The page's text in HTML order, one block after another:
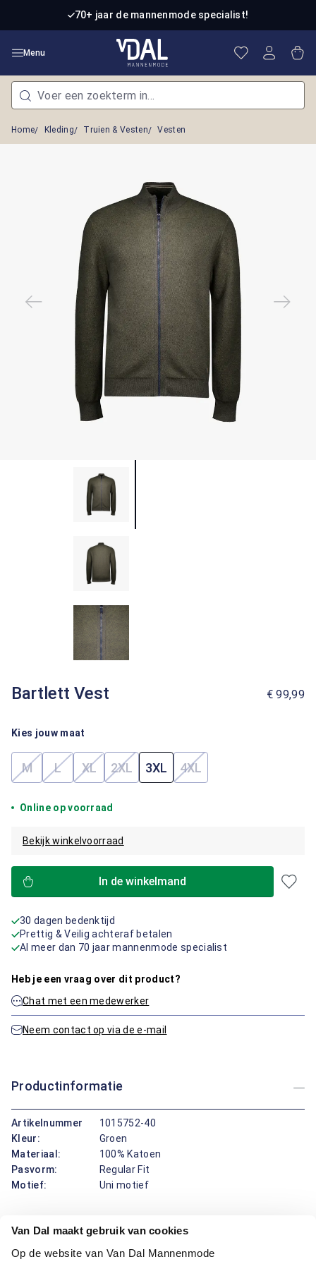
Van Dal maakt gebruik van cookies
Op de website van Van Dal Mannenmode
Ga naar de hoofdinhoud70+ jaar de mannenmode specialist!
Menu Je hebt 0
Home Kleding Truien & Vesten Vesten
Bartlett Vest € 99,99
Kies jouw maat
M(Deze optie is momenteel niet beschikbaar.)
L(Deze optie is momenteel niet beschikbaar.)
XL(Deze optie is momenteel niet beschikbaar.)
2XL(Deze optie is momenteel niet
3XL 4XL(Deze optie is
Online op voorraad
Bekijk winkelvoorraad
In de winkelmand
30 dagen bedenktijd
Prettig & Veilig achteraf betalen
Al meer dan 70 jaar mannenmode specialist
Heb je een vraag over dit product?
Chat met een medewerker
Neem contact op via de e-mail
Productinformatie
Artikelnummer
1015752-40
Kleur:
Groen
Materiaal:
100% Katoen
Pasvorm:
Regular Fit
Motief:
Uni motief
opstaande boord sluit fijn aan, de regular fit pasvorm valt
recht en biedt ruimte om vrij te bewegen, en de rits over de